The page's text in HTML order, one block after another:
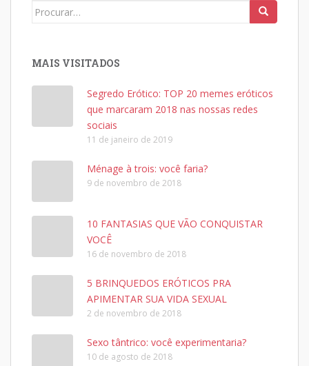
Search
MAIS VISITADOS
Segredo Erótico: TOP 20 memes eróticos
que marcaram 2018 nas nossas redes
sociais
11 de janeiro de 2019
Ménage à trois: você faria?
9 de novembro de 2018
10 FANTASIAS QUE VÃO CONQUISTAR
VOCÊ
16 de novembro de 2018
5 BRINQUEDOS ERÓTICOS PRA
APIMENTAR SUA VIDA SEXUAL
2 de novembro de 2018
Sexo tântrico: você experimentaria?
10 de agosto de 2018